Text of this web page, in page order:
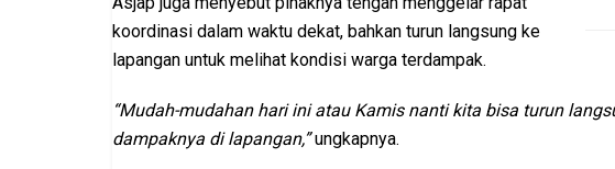
koordinasi dalam waktu dekat, bahkan turun langsung ke
lapangan untuk melihat kondisi warga terdampak.
“Mudah-mudahan hari ini atau Kamis nanti kita bisa turun
dampaknya di lapangan,”ungkapnya.